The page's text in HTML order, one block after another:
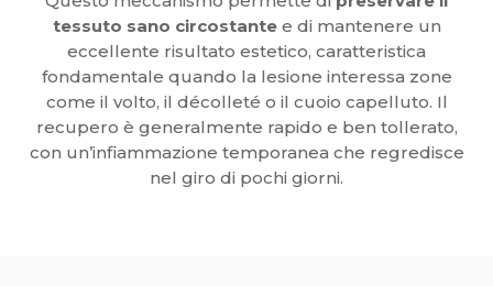
tessuto sano circostantee di mantenere un
eccellente risultato estetico, caratteristica
fondamentale quando la lesione interessa zone
come il volto, il décolleté o il cuoio capelluto. Il
recupero è generalmente rapido e ben tollerato,
con un’infiammazione temporanea che regredisce
nel giro di pochi giorni.